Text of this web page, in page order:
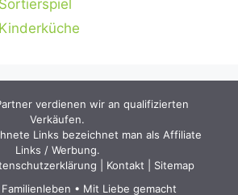
verdienen wir an qualifizierten
Verkäufen.
Links bezeichnet man als Affiliate
Links / Werbung.
Kontakt
Sitemap
• Mit Liebe gemacht